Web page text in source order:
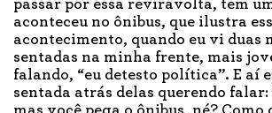
passar por essa reviravolta, tem
aconteceu no ônibus, que ilustra
acontecimento, quando eu vi duas
sentadas na minha frente, mais
falando, “eu detesto política”. E aí
sentada atrás delas querendo falar: